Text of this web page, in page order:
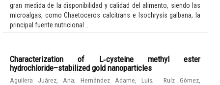
gran medida de la disponibilidad y calidad del alimento, siendo las
microalgas, como Chaetoceros calcitrans e Isochrysis galbana, la
principal fuente nutricional ...
Characterization of L‑cysteine methyl ester
hydrochloride–stabilized gold nanoparticles
Aguilera Juárez, Ana; Hernández Adame, Luis;
Ruíz Gómez,